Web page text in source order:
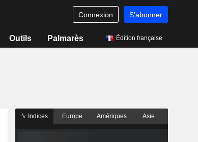
Connexion S'abonner
Outils Palmarès Édition française
Indices Europe Amériques Asie